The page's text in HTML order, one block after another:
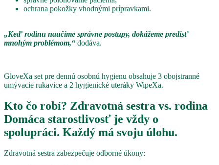
ochrana pokožky vhodnými prípravkami.
„Keď rodinu naučíme správne postupy, dokážeme predísť
mnohým problémom,“ dodáva.
GloveXa set pre dennú osobnú hygienu obsahuje 3 obojstranné
umývacie rukavice a 2 hygienické uteráky WipeXa.
Kto čo robí? Zdravotná sestra vs. rodina
Domáca starostlivosť je vždy o
spolupráci. Každý má svoju úlohu.
Zdravotná sestra zabezpečuje odborné úkony: